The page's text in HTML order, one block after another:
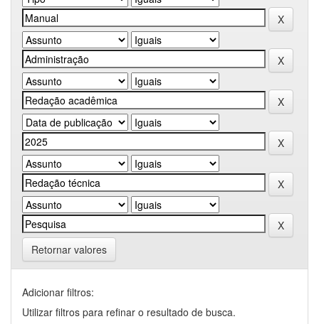
Retornar valores
Adicionar filtros:
Utilizar filtros para refinar o resultado de busca.